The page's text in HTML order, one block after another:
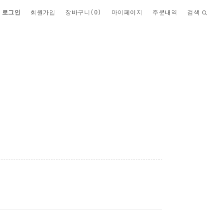
로그인 회원가입 장바구니( 0) 마이페이지 주문내역 검색